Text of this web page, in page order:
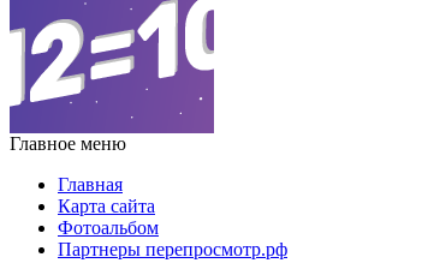
Главное меню
Главная
Карта сайта
Фотоальбом
Партнеры перепросмотр.рф